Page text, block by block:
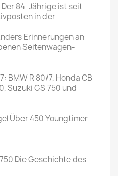
84-Jährige ist seit
in der
Erinnerungen an
Seitenwagen-
BMW R 80/7, Honda CB
Suzuki GS 750 und
Über 450 Youngtimer
Die Geschichte des